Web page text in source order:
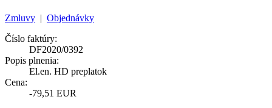
Zmluvy | Objednávky
Číslo faktúry:
DF2020/0392
Popis plnenia:
El.en. HD preplatok
Cena:
-79,51 EUR